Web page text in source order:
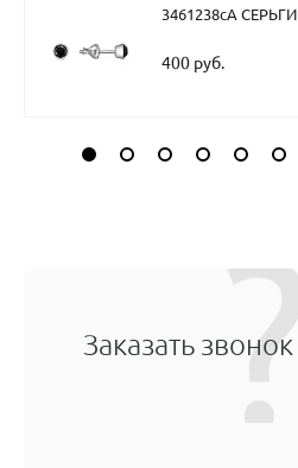
3461238сА СЕРЬГИ
400 руб.
Заказать звонок